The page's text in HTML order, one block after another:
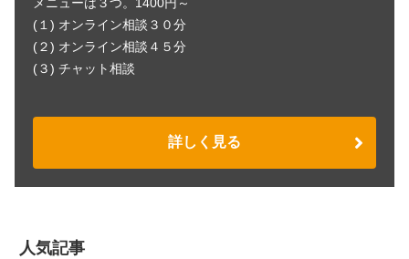
メニューは３つ。1400円～
(１) オンライン相談３０分
(２) オンライン相談４５分
(３) チャット相談
詳しく見る
人気記事